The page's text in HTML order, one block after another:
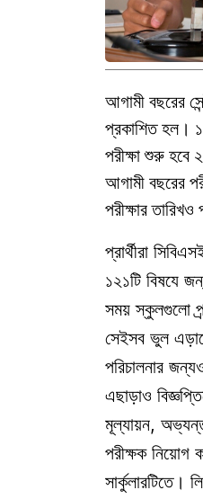
আগামী বছরের
প্রকাশিত হল। ১
পরীক্ষা শুরু হবে
আগামী বছরের
পরীক্ষার
প্রার্থীরা
১২১টি বিষযে
সময় স্কুলগুলো
সেইসব ভুল
পরিচালনার
এছাড়াও
মূল্যায়ন,
পরীক্ষক নিয়োগ
সার্কুলারটিতে।